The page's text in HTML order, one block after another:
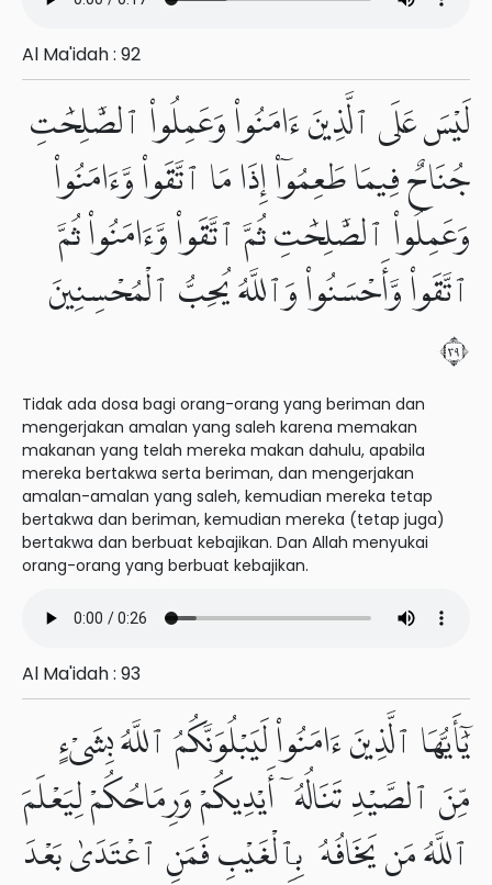
Al Ma'idah : 92
لَيْسَ عَلَى ٱلَّذِينَ ءَامَنُوا۟ وَعَمِلُوا۟ ٱلصَّٰلِحَٰتِ
جُنَاحٌ فِيمَا طَعِمُوٓا۟ إِذَا مَا ٱتَّقَوا۟ وَّءَامَنُوا۟
وَعَمِلُوا۟ ٱلصَّٰلِحَٰتِ ثُمَّ ٱتَّقَوا۟ وَّءَامَنُوا۟ ثُمَّ
ٱتَّقَوا۟ وَّأَحْسَنُوا۟ وَٱللَّهُ يُحِبُّ ٱلْمُحْسِنِينَ
٩٣
Tidak ada dosa bagi orang-orang yang beriman dan
mengerjakan amalan yang saleh karena memakan
makanan yang telah mereka makan dahulu, apabila
mereka bertakwa serta beriman, dan mengerjakan
amalan-amalan yang saleh, kemudian mereka tetap
bertakwa dan beriman, kemudian mereka (tetap juga)
bertakwa dan berbuat kebajikan. Dan Allah menyukai
orang-orang yang berbuat kebajikan.
Al Ma'idah : 93
يَٰٓأَيُّهَا ٱلَّذِينَ ءَامَنُوا۟ لَيَبْلُوَنَّكُمُ ٱللَّهُ بِشَىْءٍ
مِّنَ ٱلصَّيْدِ تَنَالُهُۥٓ أَيْدِيكُمْ وَرِمَاحُكُمْ لِيَعْلَمَ
ٱللَّهُ مَن يَخَافُهُۥ بِٱلْغَيْبِ فَمَنِ ٱعْتَدَىٰ بَعْدَ